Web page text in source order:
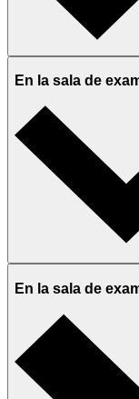
En la sala de
En la sala de